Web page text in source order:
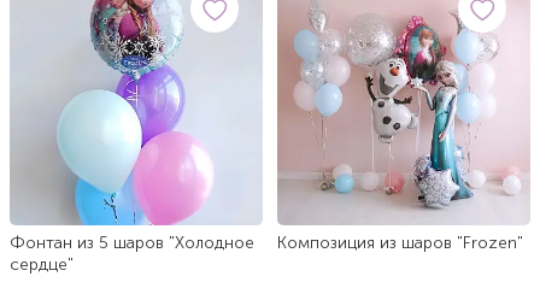
Фонтан из 5 шаров "Холодное
сердце"
Композиция из шаров "Frozen"